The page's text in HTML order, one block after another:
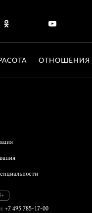
ОТНОШЕНИЯ
+7 495 785-17-00